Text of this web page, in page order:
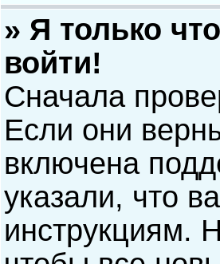
» Я только
войти!
Сначала
Если они
включена
указали, что
инструкциям.